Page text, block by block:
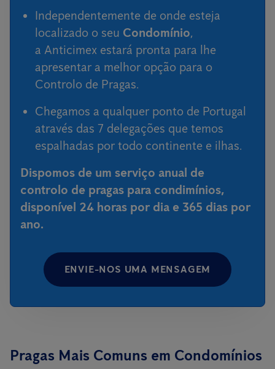
Independentemente de onde esteja
localizado o seu Condomínio,
a Anticimex estará pronta para lhe
apresentar a melhor opção para o
Controlo de Pragas.
Chegamos a qualquer ponto de Portugal
através das 7 delegações que temos
espalhadas por todo continente e ilhas.
Dispomos de um serviço anual de
controlo de pragas para condimínios,
disponível 24 horas por dia e 365 dias por
ano.
ENVIE-NOS UMA MENSAGEM
Pragas Mais Comuns em Condomínios